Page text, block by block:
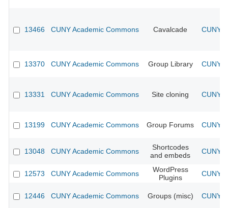
13466 CUNY Academic Commons Cavalcade CUNY
13370 CUNY Academic Commons Group Library CUNY
13331 CUNY Academic Commons Site cloning CUNY
13199 CUNY Academic Commons Group Forums CUNY
13048 CUNY Academic Commons
Shortcodes
and embeds
CUNY
12573 CUNY Academic Commons
WordPress
Plugins
CUNY
12446 CUNY Academic Commons Groups (misc) CUNY